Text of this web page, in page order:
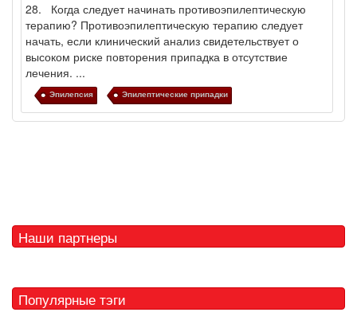
28. Когда следует начинать противоэпилептическую
терапию? Противоэпилептическую терапию следует
начать, если клинический анализ свидетельствует о
высоком риске повторения припадка в отсутствие
лечения. ...
Эпилепсия Эпилептические припадки
Наши партнеры
Популярные тэги